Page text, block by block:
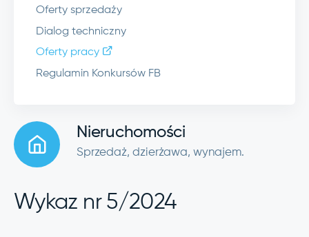
Oferty sprzedaży
Dialog techniczny
Oferty pracy
Regulamin Konkursów FB
Nieruchomości
Sprzedaż, dzierżawa, wynajem.
Wykaz nr 5/2024